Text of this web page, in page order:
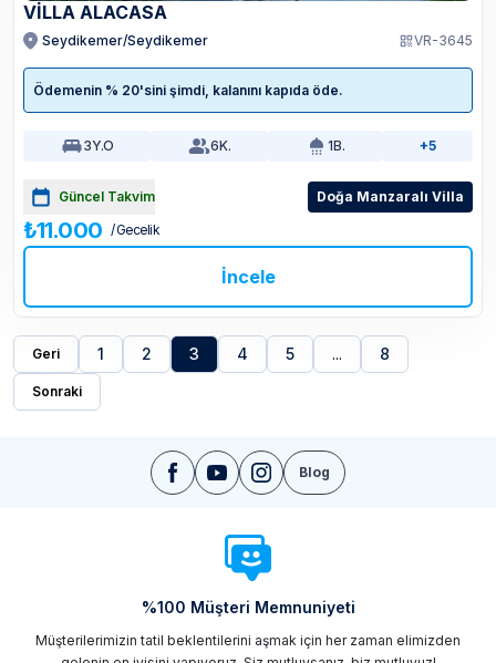
VİLLA ALACASA
Seydikemer/Seydikemer VR-3645
Ödemenin % 20'sini şimdi, kalanını kapıda öde.
3Y.O 6K. 1B. +5
Güncel Takvim Doğa Manzaralı Villa
₺11.000 / Gecelik
İncele
Geri 1 2 3 4 5 ... 8
Sonraki
Blog
%100 Müşteri Memnuniyeti
Müşterilerimizin tatil beklentilerini aşmak için her zaman elimizden